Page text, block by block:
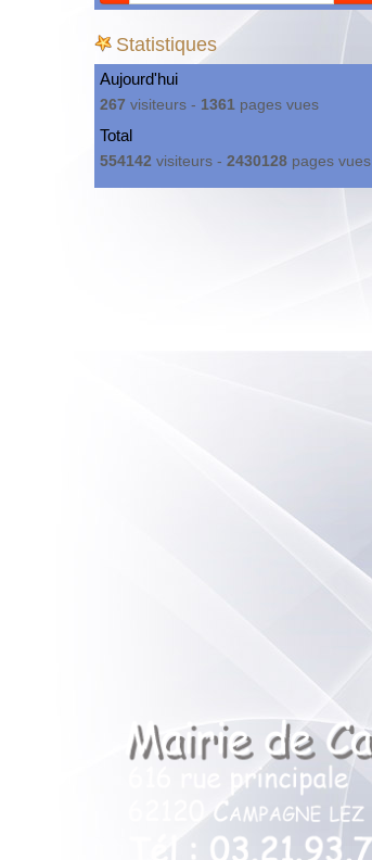
Statistiques
Aujourd'hui
267 visiteurs - 1361 pages vues
Total
554142 visiteurs - 2430128 pages vues